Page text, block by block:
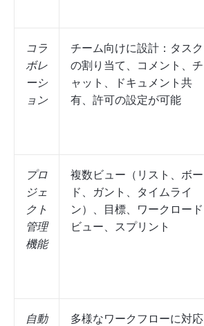
コラ
ボレ
ーシ
ョン
チーム向けに設計：タスク
の割り当て、コメント、チ
ャット、ドキュメント共
有、許可の設定が可能
プロ
ジェ
クト
管理
機能
複数ビュー（リスト、ボー
ド、ガント、タイムライ
ン）、目標、ワークロード
ビュー、スプリント
自動
多様なワークフローに対応